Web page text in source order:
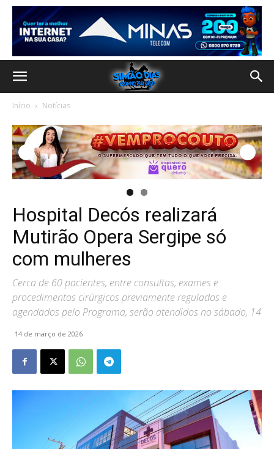
Início Notícias
Hospital Decós realizará
Mutirão Opera Sergipe só
com mulheres
Cerca de 60 pacientes, entre consultas, exames e
procedimentos cirúrgicos previamente regulados e
agendados pelo Programa, serão atendidos no sábado, 14
14 de março de 2026